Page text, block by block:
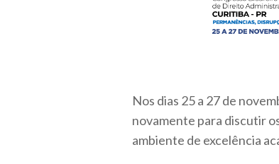
Nos dias 25 a 27 de
novamente para discutir
ambiente de excelência